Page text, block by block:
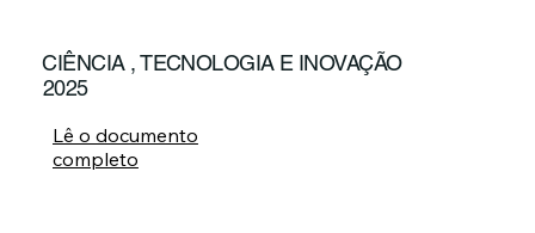
CIÊNCIA , TECNOLOGIA E INOVAÇÃO
2025
Lê o documento
completo